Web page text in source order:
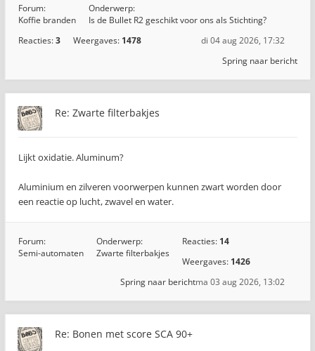
Forum:
Koffie branden
Onderwerp:
Is de Bullet R2 geschikt voor ons als Stichting?
Reacties:3 Weergaves: 1478
di 04 aug 2026, 17:32
Spring naar bericht
Re: Zwarte filterbakjes
Lijkt oxidatie. Aluminum?
Aluminium en zilveren voorwerpen kunnen zwart worden door
een reactie op lucht, zwavel en water.
Forum:
Semi-automaten
Onderwerp:
Zwarte filterbakjes
Reacties: 14
Weergaves: 1426
ma 03 aug 2026, 13:02
Spring naar bericht
Re: Bonen met score SCA 90+